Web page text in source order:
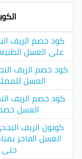
المستخرج
الخصم،
سواء للاستهلاك
الجودة والطعم
بينتيريست
كود خصم الريف
على العسل
كود خصم الريف
العسل
كود خصم الريف
العسل خصم
العسل الفاخر
حتى 80%